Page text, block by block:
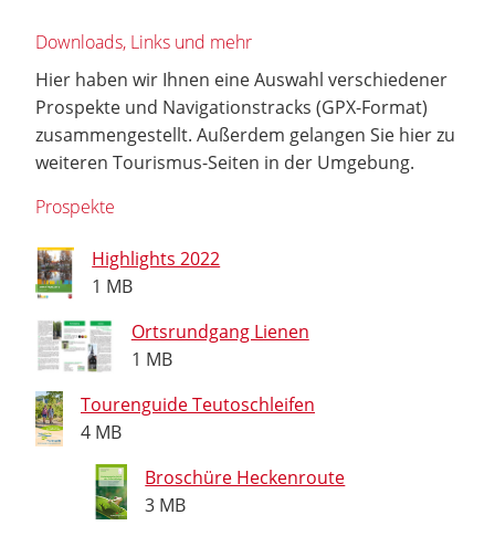
Downloads, Links und mehr
Hier haben wir Ihnen eine Auswahl verschiedener
Prospekte und Navigationstracks (GPX-Format)
zusammengestellt. Außerdem gelangen Sie hier zu
weiteren Tourismus-Seiten in der Umgebung.
Prospekte
Highlights 2022
1 MB
Ortsrundgang Lienen
1 MB
Tourenguide Teutoschleifen
4 MB
Broschüre Heckenroute
3 MB